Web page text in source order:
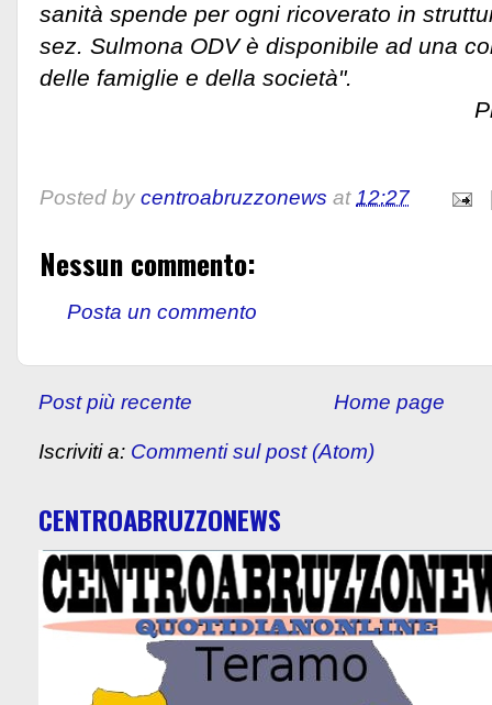
sanità spende per ogni ricoverato in
sez. Sulmona ODV è disponibile ad una
delle famiglie e della società".
Prof. Sante
Posted by centroabruzzonews at12:27
Nessun commento:
Posta un commento
Post più recente Home page
Iscriviti a: Commenti sul post (Atom)
CENTROABRUZZONEWS